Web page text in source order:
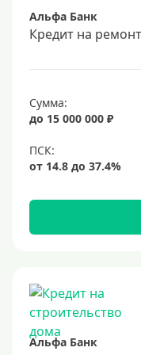
Срок
Долгосрочные
2 года
3 года
4 года
9 лет
10 лет
15 лет
Альфа Банк
Кредит на
Сумма:
до 15 000 000 ₽
Альфа Банк